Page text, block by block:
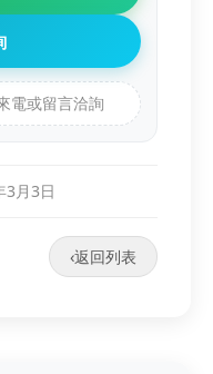
電或留言洽詢
3月3日
‹返回列表